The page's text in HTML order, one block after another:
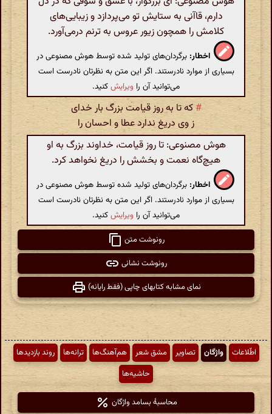
دارم، قاآنی به ستایش تو می‌پردازد و زیبایی‌های
کلامش را همچون زیور عروس به ترنم درمی‌آورد.
اخطار: برگردان‌های تولید شده توسط هوش مصنوعی در
بسیاری از موارد نادرستند. اگر این متن به نظرتان نادرست است
می‌توانید آن را ویرایشکنید.
# که تا به روز قیامت بزرگ بار خدای
ز وی دریغ ندارد عطا و احسان را
هوش مصنوعی: تا روز قیامت، خداوند بزرگ به او
هیچ‌گاه نعمت و بخشش را دریغ نخواهد کرد.
اخطار: برگردان‌های تولید شده توسط هوش مصنوعی در
بسیاری از موارد نادرستند. اگر این متن به نظرتان نادرست است
می‌توانید آن را ویرایشکنید.
رونوشت متن
رونوشت نشانی
نمای مشابه کتابهای چاپی (فقط رایانه)
اطّلاعات واژگان تصاویر مشق شعر هم‌آهنگ‌ها ترانه‌ها
روند بازدیدها
حاشیه‌ها
محاسبهٔ بسامد واژگان